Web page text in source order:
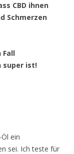
CBD ihnen
Schmerzen
Fall
super ist!
ein
sei. Ich teste für